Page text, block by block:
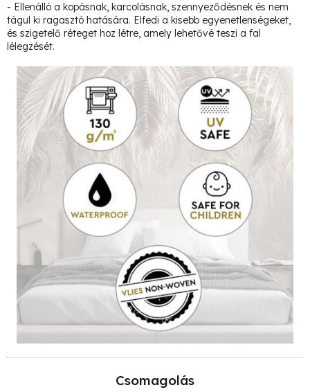
- Ellenálló a kopásnak, karcolásnak, szennyeződésnek és nem
tágul ki ragasztó hatására. Elfedi a kisebb egyenetlenségeket,
és szigetelő réteget hoz létre, amely lehetővé teszi a fal
lélegzését.
Csomagolás